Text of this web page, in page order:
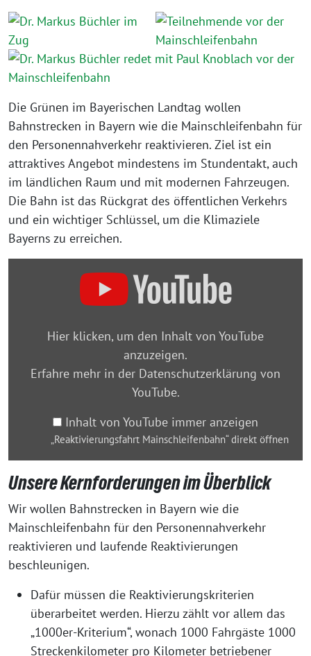
Die Grünen im Bayerischen Landtag wollen
Bahnstrecken in Bayern wie die Mainschleifenbahn für
den Personennahverkehr reaktivieren. Ziel ist ein
attraktives Angebot mindestens im Stundentakt, auch
im ländlichen Raum und mit modernen Fahrzeugen.
Die Bahn ist das Rückgrat des öffentlichen Verkehrs
und ein wichtiger Schlüssel, um die Klimaziele
Bayerns zu erreichen.
Mainschleifenbahn“
anzeigenHier klicken, um den Inhalt von YouTube
anzuzeigen.
Erfahre mehr in der Datenschutzerklärung von
YouTube.
Inhalt von YouTube immer anzeigen
„Reaktivierungsfahrt Mainschleifenbahn“ direkt öffnen
Unsere Kernforderungen im Überblick
Wir wollen Bahnstrecken in Bayern wie die
Mainschleifenbahn für den Personennahverkehr
reaktivieren und laufende Reaktivierungen
beschleunigen.
Dafür müssen die Reaktivierungskriterien
überarbeitet werden. Hierzu zählt vor allem das
„1000er-Kriterium“, wonach 1000 Fahrgäste 1000
Streckenkilometer pro Kilometer betriebener